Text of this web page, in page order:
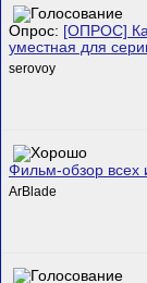
Опрос: [ОПРОС]
уместная для
serovoy
Фильм-обзор всех
ArBlade